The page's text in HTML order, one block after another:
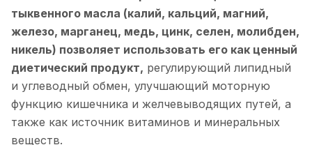
тыквенного масла (калий, кальций, магний,
железо, марганец, медь, цинк, селен, молибден,
никель) позволяет использовать его как ценный
диетический продукт, регулирующий липидный
и углеводный обмен, улучшающий моторную
функцию кишечника и желчевыводящих путей, а
также как источник витаминов и минеральных
веществ.